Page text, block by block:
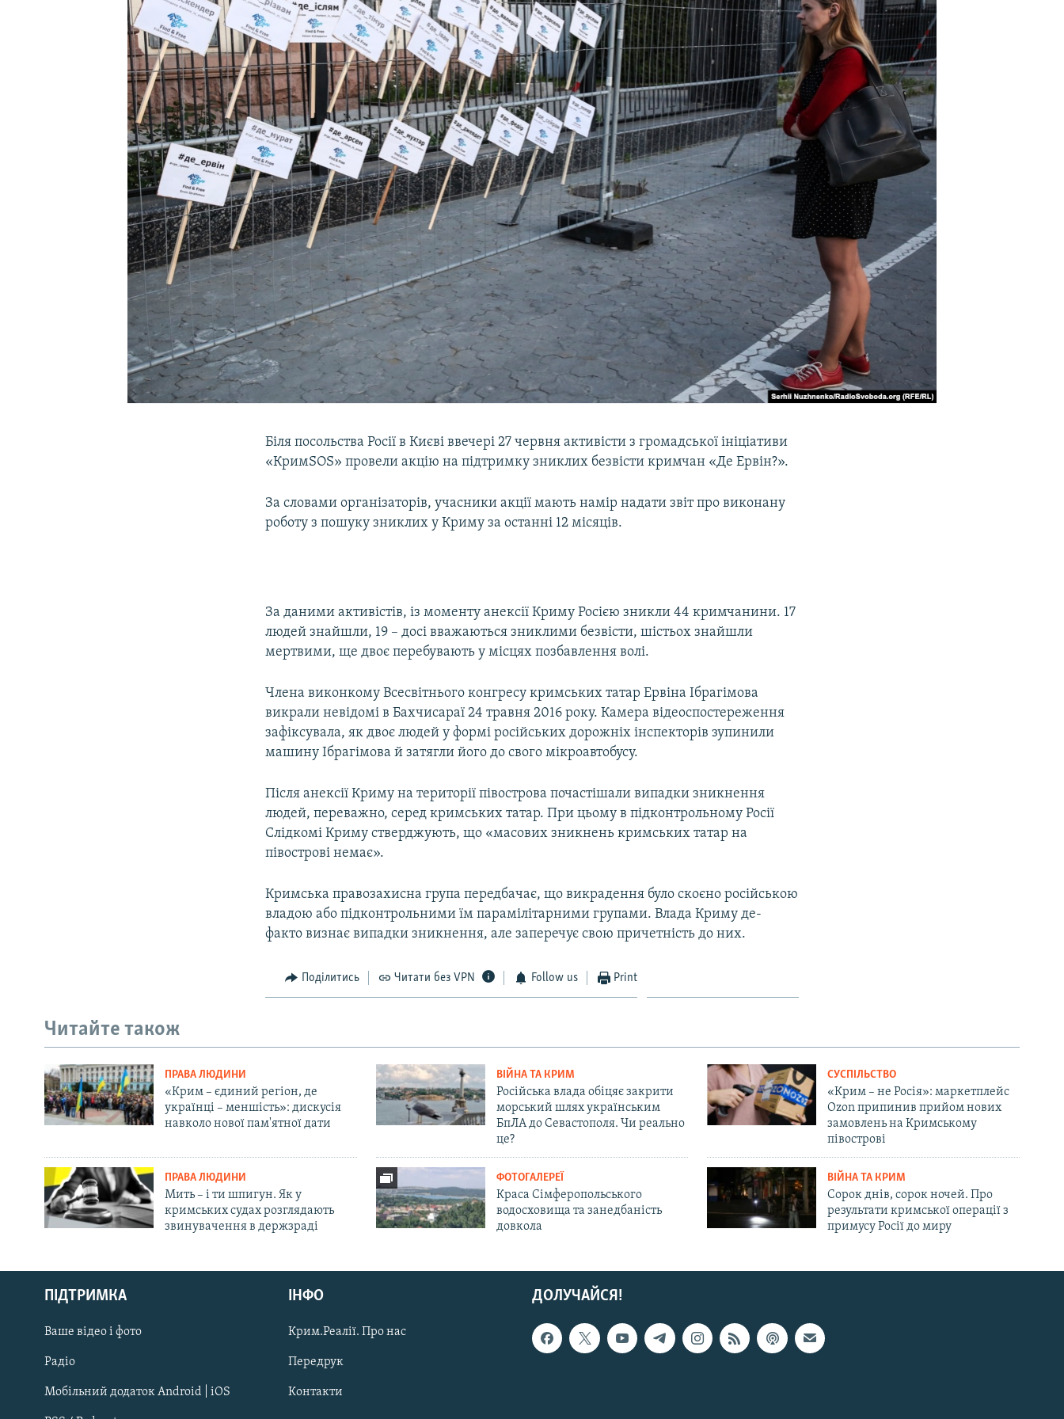
УКРАЇНСЬКА ПРОБЛЕМА КРИМУ
Русский
Qırımtatar
ДОЛУЧАЙСЯ!
Біля посольства Росії в Києві ввечері 27 червня активісти з громадської ініціативи
«КримSOS» провели акцію на підтримку зниклих безвісти кримчан «Де Ервін?».
За словами організаторів, учасники акції мають намір надати звіт про виконану
роботу з пошуку зниклих у Криму за останні 12 місяців.
За даними активістів, із моменту анексії Криму Росією зникли 44 кримчанини. 17
людей знайшли, 19 – досі вважаються зниклими безвісти, шістьох знайшли
мертвими, ще двоє перебувають у місцях позбавлення волі.
Члена виконкому Всесвітнього конгресу кримських татар Ервіна Ібрагімова
викрали невідомі в Бахчисараї 24 травня 2016 року. Камера відеоспостереження
зафіксувала, як двоє людей у формі російських дорожніх інспекторів зупинили
машину Ібрагімова й затягли його до свого мікроавтобусу.
Після анексії Криму на території півострова почастішали випадки зникнення
людей, переважно, серед кримських татар. При цьому в підконтрольному Росії
Слідкомі Криму стверджують, що «масових зникнень кримських татар на
півострові немає».
Кримська правозахисна група передбачає, що викрадення було скоєно російською
владою або підконтрольними їм парамілітарними групами. Влада Криму де-
факто визнає випадки зникнення, але заперечує свою причетність до них.
Поділитись Читати без VPN Follow us Print
Читайте також
ПРАВА ЛЮДИНИ
«Крим – єдиний регіон, де
українці – меншість»: дискусія
навколо нової пам'ятної дати
ВІЙНА ТА КРИМ
Російська влада обіцяє закрити
морський шлях українським
БпЛА до Севастополя. Чи реально
це?
СУСПІЛЬСТВО
«Крим – не Росія»: маркетплейс
Ozon припинив прийом нових
замовлень на Кримському
півострові
ПРАВА ЛЮДИНИ
Мить – і ти шпигун. Як у
кримських судах розглядають
звинувачення в держзраді
ФОТОГАЛЕРЕЇ
Краса Сімферопольського
водосховища та занедбаність
довкола
ВІЙНА ТА КРИМ
Сорок днів, сорок ночей. Про
результати кримської операції з
примусу Росії до миру
ДОЛУЧАЙСЯ!
ПІДТРИМКА
Ваше відео і фото
Радіо
Мобільний додаток Android | iOS
ІНФО
Крим.Реалії. Про нас
Передрук
Контакти